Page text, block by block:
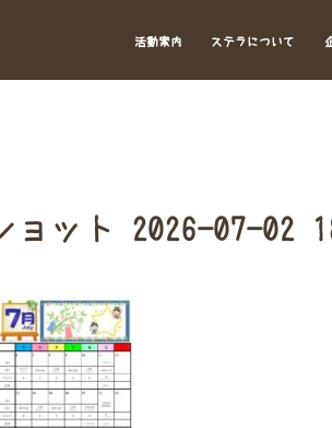
活動案内 ステラについて
ョット 2026-07-02